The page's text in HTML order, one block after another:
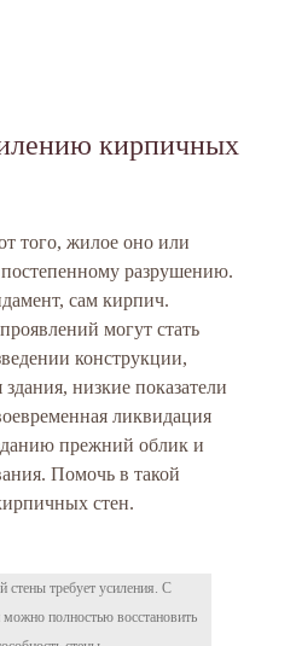
кирпичных
того, жилое оно или
постепенному разрушению.
сам кирпич.
могут стать
конструкции,
низкие показатели
ликвидация
прежний облик и
Помочь в такой
стен.
требует усиления. С
полностью восстановить